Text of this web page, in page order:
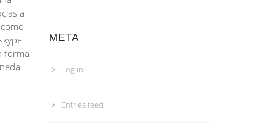
a
forma
META
Log in
Entries feed